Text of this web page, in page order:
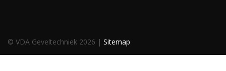
© VDA Geveltechniek 2026 | Sitemap